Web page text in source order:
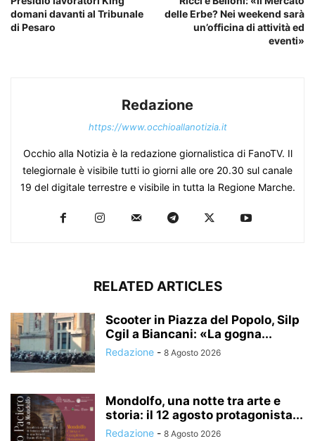
domani davanti al Tribunale
di Pesaro
delle Erbe? Nei weekend sarà
un’officina di attività ed
eventi»
Redazione
https://www.occhioallanotizia.it
Occhio alla Notizia è la redazione giornalistica di FanoTV. Il
telegiornale è visibile tutti io giorni alle ore 20.30 sul canale
19 del digitale terrestre e visibile in tutta la Regione Marche.
RELATED ARTICLES
Scooter in Piazza del Popolo, Silp
Cgil a Biancani: «La gogna...
Redazione - 8 Agosto 2026
Mondolfo, una notte tra arte e
storia: il 12 agosto protagonista...
Redazione - 8 Agosto 2026